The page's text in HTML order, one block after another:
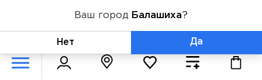
+7 (800) 775-71-06
Ваш город Балашиха?
Нет Да